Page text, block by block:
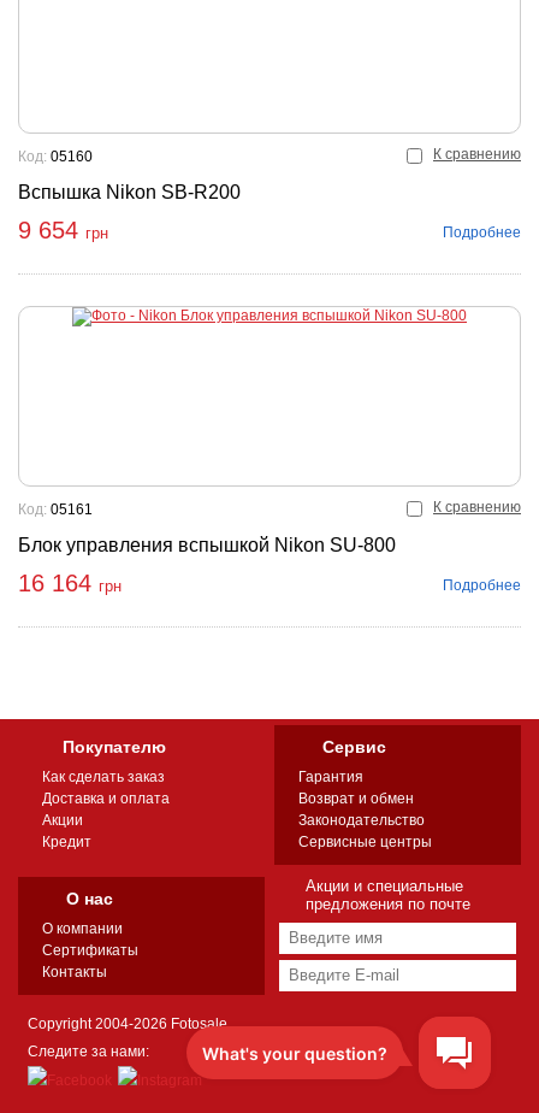
К сравнению
Вспышка Nikon SB-R200
Код: 05160
9 654 грн Подробнее
К сравнению
Блок управления вспышкой Nikon SU-800
Код: 05161
16 164 грн Подробнее
Покупателю
Как сделать заказ
Доставка и оплата
Акции
Кредит
Сервис
Гарантия
Возврат и обмен
Законодательство
Сервисные центры
О нас
О компании
Сертификаты
Контакты
Акции и специальные
предложения по почте
Copyright 2004-2026 Fotosale
Следите за нами: